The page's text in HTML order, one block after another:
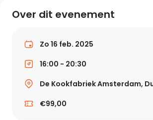
Over dit evenement
Zo 16 feb. 2025
16:00 - 20:30
De Kookfabriek Amsterdam,
€99,00